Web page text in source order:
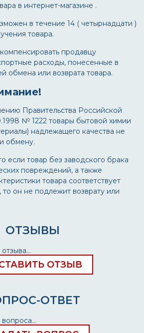
в интернет-магазине .
в течение 14 ( четырнадцати )
товара.
продавцу
расходы, понесенные в
обмена или возврата товара.
Правительства Российской
№ 1222 товары бытовой химии
надлежащего качества не
обмену.
если товар без заводского брака
повреждений, а также
товара соответствует
он не подлежит возврату или
ОТЗЫВЫ
ОТЗЫВ
ОТВЕТ